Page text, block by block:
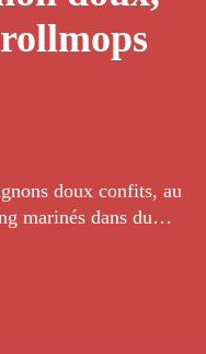
doux confits, au
marinés dans du